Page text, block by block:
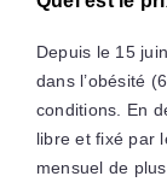
Depuis le 15
dans l’obésité
conditions. En
libre et fixé par
mensuel de